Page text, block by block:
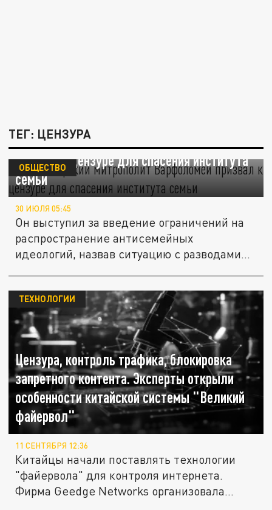
ТЕГ: ЦЕНЗУРА
Новосибирский митрополит Варфоломей
призвал к цензуре для спасения института
семьи
ОБЩЕСТВО
30 ИЮЛЯ 05:45
Он выступил за введение ограничений на
распространение антисемейных
идеологий, назвав ситуацию с разводами...
Цензура, контроль трафика, блокировка
запретного контента. Эксперты открыли
особенности китайской системы "Великий
файервол"
ТЕХНОЛОГИИ
11 СЕНТЯБРЯ 12:36
Китайцы начали поставлять технологии
"файервола" для контроля интернета.
Фирма Geedge Networks организовала...